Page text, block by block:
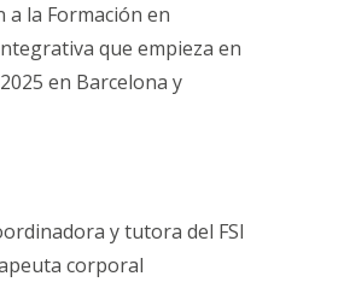
a la Formación en
que empieza en
en Barcelona y
y tutora del FSI
corporal